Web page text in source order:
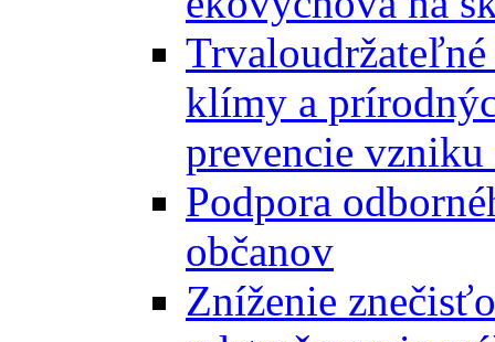
klímy a
prevencie vzniku
Podpora
občanov
Zníženie